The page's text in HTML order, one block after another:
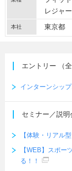
レジャ
本社 東京都
エントリー （
インターンシッ
セミナー／説明
【体験・リアル
【WEB】スポー
る！！